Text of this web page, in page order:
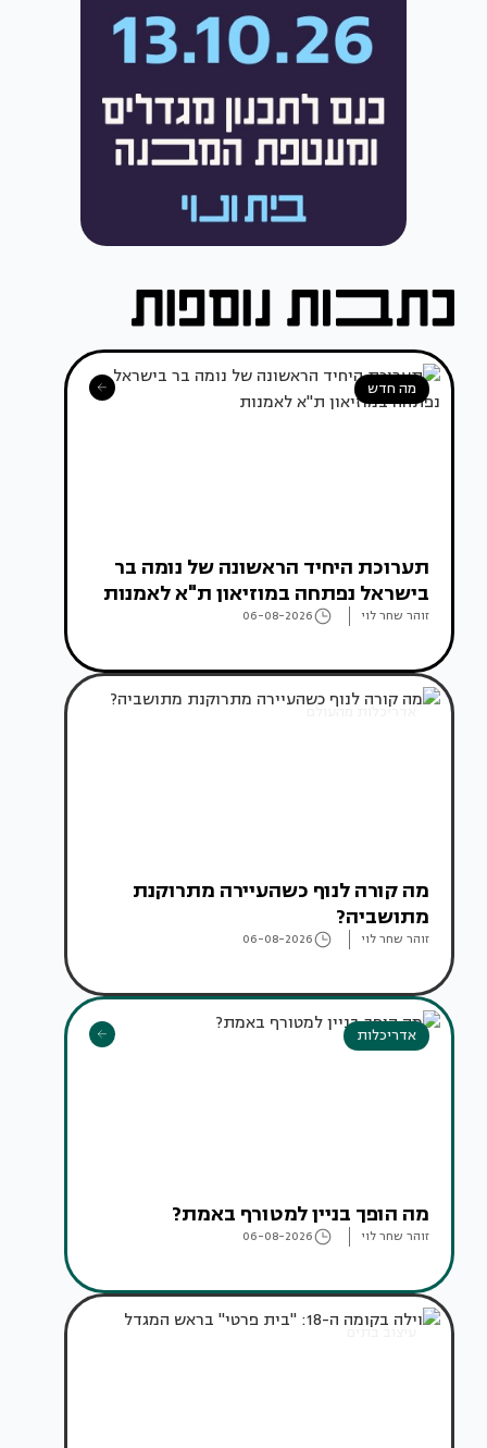
מה חדש
תערוכת היחיד הראשונה של נומה בר
בישראל נפתחה במוזיאון ת"א לאמנות
זוהר שחר לוי 06-08-2026
אדריכלות מהעולם
מה קורה לנוף כשהעיירה מתרוקנת
מתושביה?
זוהר שחר לוי 06-08-2026
אדריכלות
מה הופך בניין למטורף באמת?
זוהר שחר לוי 06-08-2026
עיצוב בתים